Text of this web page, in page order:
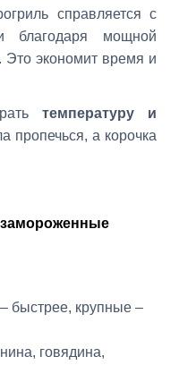
справляется с
благодаря мощной
Это экономит время и
температуру и
пропечься, а корочка
замороженные
быстрее, крупные –
говядина,